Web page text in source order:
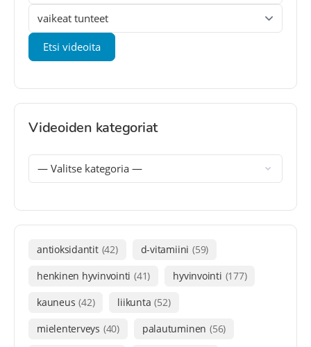
Videoiden kategoriat
antioksidantit (42) d-vitamiini (59)
henkinen hyvinvointi (41) hyvinvointi (177)
kauneus (42) liikunta (52)
mielenterveys (40) palautuminen (56)